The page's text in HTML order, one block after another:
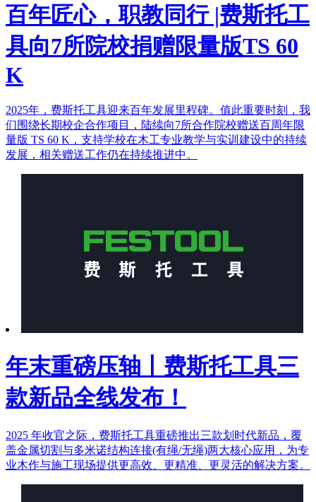
百年匠心，职教同行 |费斯托工
具向7所院校捐赠限量版TS 60
K
2025年，费斯托工具迎来百年发展里程碑。值此重要时刻，我
们围绕长期校企合作项目，陆续向7所合作院校赠送百周年限
量版 TS 60 K，支持学校在木工专业教学与实训建设中的持续
发展，相关赠送工作仍在持续推进中。
年末重磅压轴丨费斯托工具三
款新品全线发布！
2025 年收官之际，费斯托工具重磅推出三款划时代新品，覆
盖金属切割与多米诺结构连接(有绳/无绳)两大核心应用，为专
业木作与施工现场提供更高效、更精准、更灵活的解决方案。